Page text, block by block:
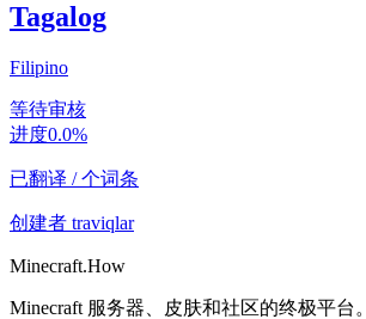
Tagalog
Filipino
等待审核
进度0.0%
已翻译 /个词条
创建者 traviqlar
Minecraft.How
Minecraft 服务器、皮肤和社区的终极平台。